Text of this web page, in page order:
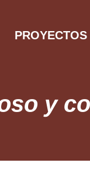
PROYECTOS
y